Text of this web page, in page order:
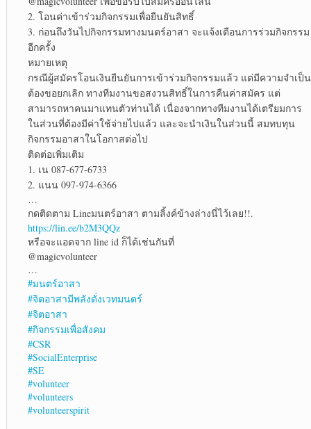
2. โอนค่าเข้าร่วมกิจกรรมเพื่อยืนยันสิทธิ์
3. ก่อนถึงวันไปกิจกรรมทางมนตร์อาสา จะแจ้งเตือนการร่วมกิจกรรม
อีกครั้ง
หมายเหตุ
กรณีผู้สมัครโอนเงินยืนยันการเข้าร่วมกิจกรรมแล้ว แต่มีความจำเป็น
ต้องขอยกเลิก ทางทีมงานขอสงวนสิทธิ์ในการคืนค่าสมัคร แต่
สามารถหาคนมาแทนตัวท่านได้ เนื่องจากทางทีมงานได้เตรียมการ
ในส่วนที่ต้องมีค่าใช้จ่ายไปแล้ว และจะนำเงินในส่วนนี้ สมทบทุน
กิจกรรมอาสาในโอกาสต่อไป
ติดต่อเพิ่มเติม
1. เน 087-677-6733
2. แนน 097-974-6366
…
กดติดตาม Lineมนตร์อาสา ตามลิ้งค์ข้างล่างนี่ไว้เลย!!.
https://lin.ee/b2M3QQz
หรือจะแอดจาก line id ก็ได้เช่นกันที่
@magicvolunteer
…
#มนตร์อาสา
#จิตอาสามีพลังดั่งเวทมนตร์
#จิตอาสา
#กิจกรรมเพื่อสังคม
#CSR
#SocialEnterprise
#SE
#volunteer
#volunteers
#volunteerspirit